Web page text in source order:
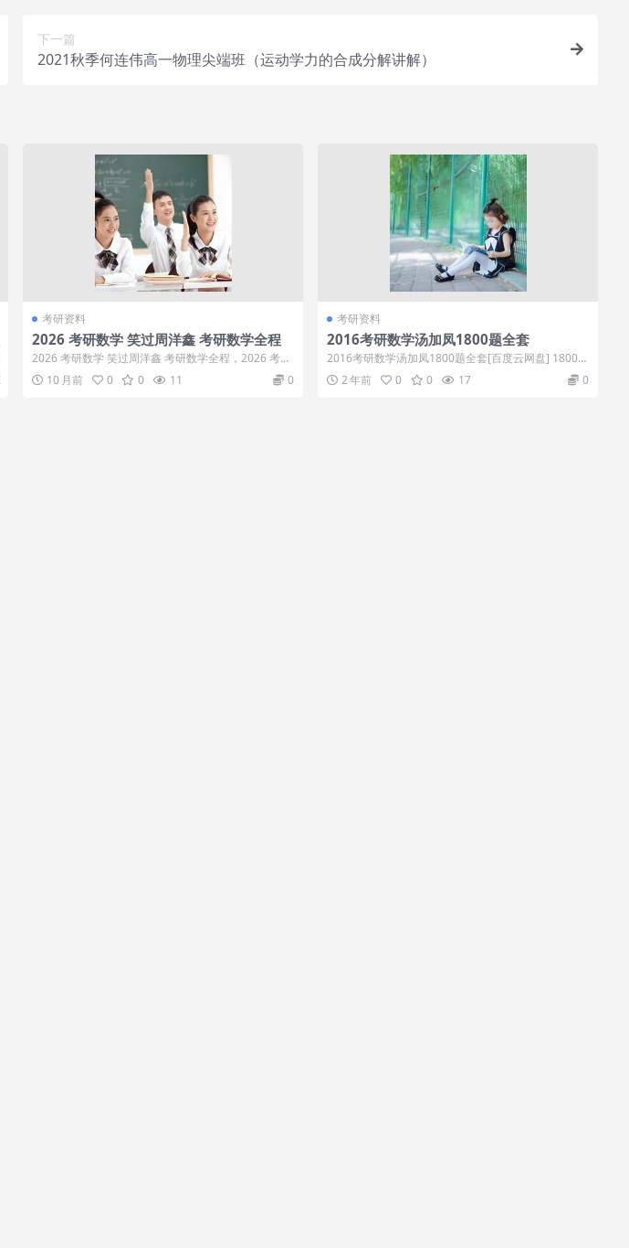
下一篇
2021秋季何连伟高一物理尖端班（运动学力的合成分解讲解）
考研资料
2026 考研数学 笑过周洋鑫 考研数学全程
2026 考研数学 笑过周洋鑫 考研数学全程，2026 考研
数学 笑过周洋鑫 考...
10 月前 0 0 11 0
考研资料
2016考研数学汤加凤1800题全套
2016考研数学汤加凤1800题全套[百度云网盘] 1800的
解析更详细~只是有...
2 年前 0 0 17 0